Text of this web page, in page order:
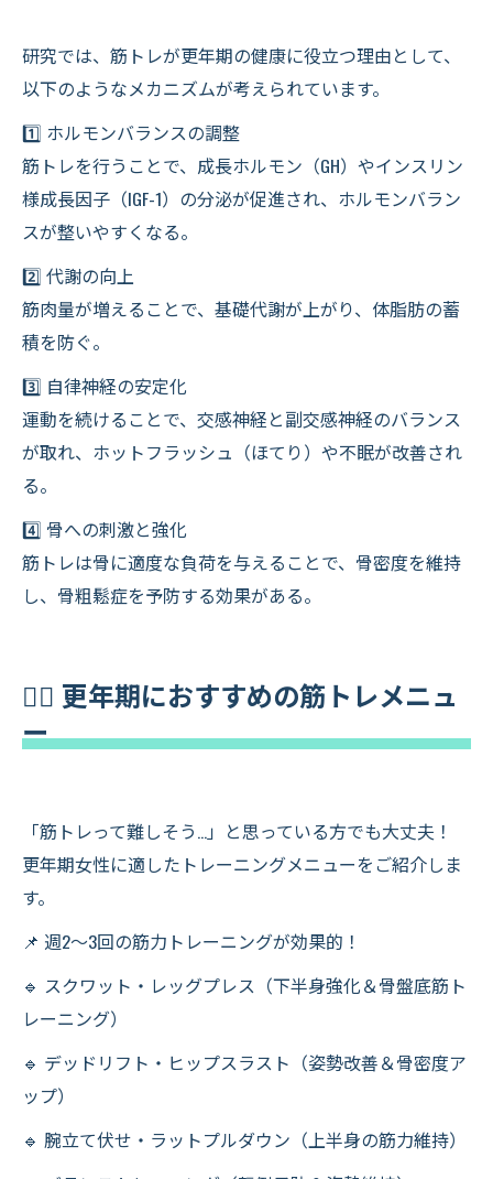
研究では、筋トレが更年期の健康に役立つ理由として、
以下のようなメカニズムが考えられています。
1️⃣ ホルモンバランスの調整
筋トレを行うことで、成長ホルモン（GH）やインスリン
様成長因子（IGF-1）の分泌が促進され、ホルモンバラン
スが整いやすくなる。
2️⃣ 代謝の向上
筋肉量が増えることで、基礎代謝が上がり、体脂肪の蓄
積を防ぐ。
3️⃣ 自律神経の安定化
運動を続けることで、交感神経と副交感神経のバランス
が取れ、ホットフラッシュ（ほてり）や不眠が改善され
る。
4️⃣ 骨への刺激と強化
筋トレは骨に適度な負荷を与えることで、骨密度を維持
し、骨粗鬆症を予防する効果がある。
🏋️‍♀️ 更年期におすすめの筋トレメニュ
ー
「筋トレって難しそう…」と思っている方でも大丈夫！
更年期女性に適したトレーニングメニューをご紹介しま
す。
📌 週2〜3回の筋力トレーニングが効果的！
🔹 スクワット・レッグプレス（下半身強化＆骨盤底筋ト
レーニング）
🔹 デッドリフト・ヒップスラスト（姿勢改善＆骨密度ア
ップ）
🔹 腕立て伏せ・ラットプルダウン（上半身の筋力維持）